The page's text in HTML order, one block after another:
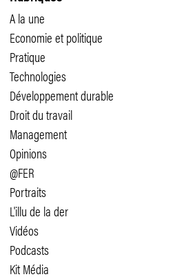
A la une
Economie et politique
Pratique
Technologies
Développement durable
Droit du travail
Management
Opinions
@FER
Portraits
L'illu de la der
Vidéos
Podcasts
Kit Média